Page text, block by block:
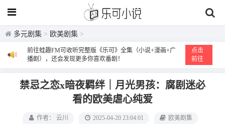
多元剧集 > 欧美剧集 >
前往蛙趣FM可收听完整版《乐可》全集（小说+漫画+广
播剧），还会发现更多你喜欢番剧！
点击
前往
禁忌之恋x暗夜羁绊｜月光男孩：腐剧迷必
看的欧美虐心纯爱
作者： 云川 2025-04-20 23:04:01 欧美剧集